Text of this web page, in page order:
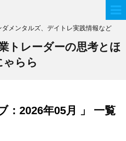
メンタルズ、デイトレ実践情報など
トレーダーの思考とほ
ゃらら
：2026年05月 」 一覧